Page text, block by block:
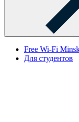
Free Wi-Fi
Для студентов